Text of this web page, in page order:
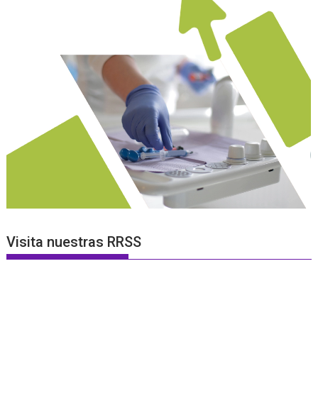
Visita nuestras RRSS